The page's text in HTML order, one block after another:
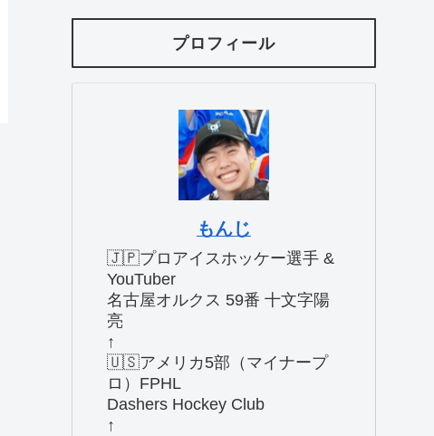
プロフィール
もんじ
🇯🇵プロアイスホッケー選手 &
YouTuber
名古屋オルクス 59番 十文字陽
亮
↑
🇺🇸アメリカ5部（マイナープ
ロ）FPHL
Dashers Hockey Club
↑